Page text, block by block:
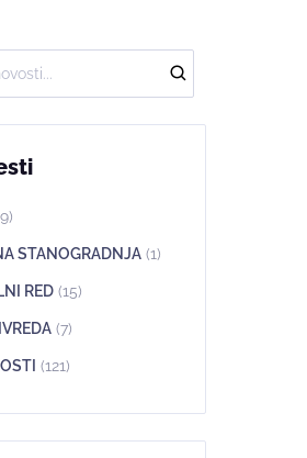
STANOGRADNJA (1)
RED (15)
(7)
(121)